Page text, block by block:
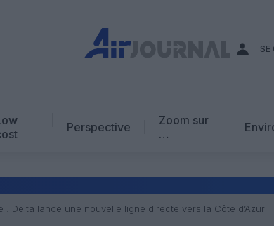
SE
Perspective
Zoom sur
…
Avis d’expert
: Delta lance une nouvelle ligne directe vers la Côte d’Azur